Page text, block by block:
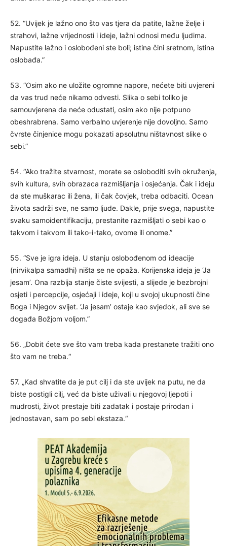
52. “Uvijek je lažno ono što vas tjera da patite, lažne želje i
strahovi, lažne vrijednosti i ideje, lažni odnosi među ljudima.
Napustite lažno i oslobođeni ste boli; istina čini sretnom, istina
oslobađa.”
53. “Osim ako ne uložite ogromne napore, nećete biti uvjereni
da vas trud neće nikamo odvesti. Slika o sebi toliko je
samouvjerena da neće odustati, osim ako nije potpuno
obeshrabrena. Samo verbalno uvjerenje nije dovoljno. Samo
čvrste činjenice mogu pokazati apsolutnu ništavnost slike o
sebi.”
54. “Ako tražite stvarnost, morate se osloboditi svih okruženja,
svih kultura, svih obrazaca razmišljanja i osjećanja. Čak i ideju
da ste muškarac ili žena, ili čak čovjek, treba odbaciti. Ocean
života sadrži sve, ne samo ljude. Dakle, prije svega, napustite
svaku samoidentifikaciju, prestanite razmišljati o sebi kao o
takvom i takvom ili tako-i-tako, ovome ili onome.”
55. “Sve je igra ideja. U stanju oslobođenom od ideacije
(nirvikalpa samadhi) ništa se ne opaža. Korijenska ideja je ‘Ja
jesam’. Ona razbija stanje čiste svijesti, a slijede je bezbrojni
osjeti i percepcije, osjećaji i ideje, koji u svojoj ukupnosti čine
Boga i Njegov svijet. ‘Ja jesam’ ostaje kao svjedok, ali sve se
događa Božjom voljom.”
56. „Dobit ćete sve što vam treba kada prestanete tražiti ono
što vam ne treba.“
57. „Kad shvatite da je put cilj i da ste uvijek na putu, ne da
biste postigli cilj, već da biste uživali u njegovoj ljepoti i
mudrosti, život prestaje biti zadatak i postaje prirodan i
jednostavan, sam po sebi ekstaza.“